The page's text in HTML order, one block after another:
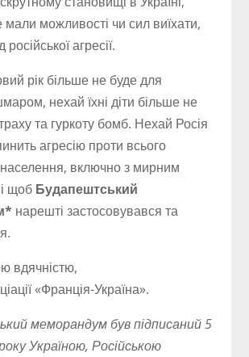
можливості чи сил виїхати,
агресії.
рік більше не буде для
нехай їхні діти більше не
та гуркоту бомб. Нехай Росія
агресію проти всього
населення, включно з мирним
щоб Будапештський
нарешті застосовувався та
вдячністю,
«Франція-Україна».
меморандум був підписаний 5
Україною, Російською